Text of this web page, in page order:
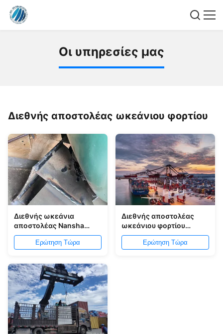
Οι υπηρεσίες μας
Διεθνής αποστολέας ωκεάνιου φορτίου
Διεθνής ωκεάνια
αποστολέας Nansha
Yantian φορτίου Γενικής
Διεύθυνσης LCL FCL
Ερώτηση Τώρα
Διεθνής αποστολέας
ωκεάνιου φορτίου
αποστολέων φορτίου
θάλασσας από την Κίνα
Ερώτηση Τώρα